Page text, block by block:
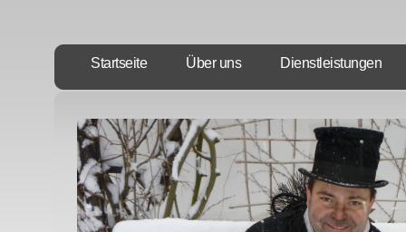
Startseite Über uns Dienstleistungen